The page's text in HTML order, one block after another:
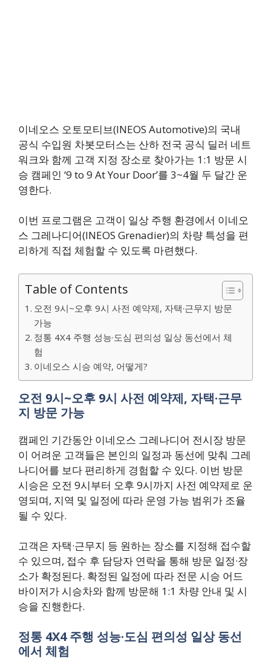
이네오스 오토모티브(INEOS Automotive)의 국내
공식 수입원 차봇모터스는 산하 전국 공식 딜러 네트
워크와 함께 고객 지정 장소로 찾아가는 1:1 방문 시
승 캠페인 ‘9 to 9 At Your Door’를 3~4월 두 달간 운
영한다.
이번 프로그램은 고객이 일상 주행 환경에서 이네오
스 그레나디어(INEOS Grenadier)의 차량 특성을 편
리하게 직접 체험할 수 있도록 마련했다.
Table of Contents
오전 9시~오후 9시 사전 예약제, 자택·근무지 방문
가능
정통 4X4 주행 성능·도심 편의성 일상 동선에서 체
험
이네오스 시승 예약, 어떻게?
오전 9시~오후 9시 사전 예약제, 자택·근무
지 방문 가능
캠페인 기간동안 이네오스 그레나디어 전시장 방문
이 어려운 고객들은 본인의 일정과 동선에 맞춰 그레
나디어를 보다 편리하게 경험할 수 있다. 이번 방문
시승은 오전 9시부터 오후 9시까지 사전 예약제로 운
영되며, 지역 및 일정에 따라 운영 가능 범위가 조율
될 수 있다.
고객은 자택·근무지 등 원하는 장소를 지정해 접수할
수 있으며, 접수 후 담당자 연락을 통해 방문 일정·장
소가 확정된다. 확정된 일정에 따라 전문 시승 어드
바이저가 시승차와 함께 방문해 1:1 차량 안내 및 시
승을 진행한다.
정통 4X4 주행 성능·도심 편의성 일상 동선
에서 체험